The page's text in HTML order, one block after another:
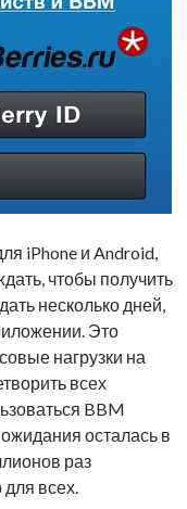
iPhone и Android,
чтобы получить
несколько дней,
Это
нагрузки на
всех
BBM
осталась в
раз
всех.